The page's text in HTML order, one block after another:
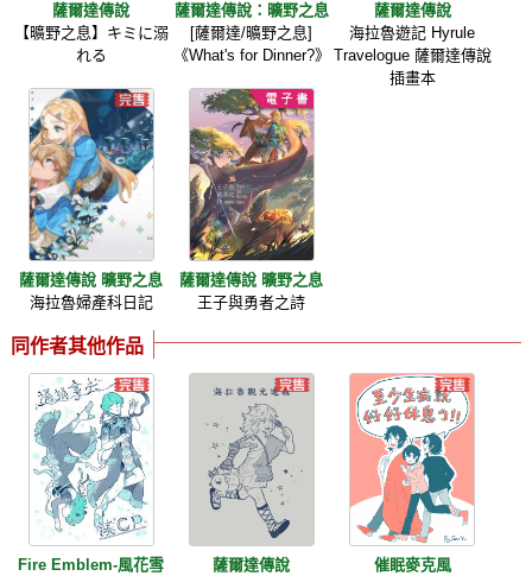
薩爾達傳說
【曠野之息】キミに溺
れる
薩爾達傳說：曠野之息
[薩爾達/曠野之息]
《What's for Dinner?》
薩爾達傳說
海拉魯遊記 Hyrule
Travelogue 薩爾達傳說
插畫本
薩爾達傳說 曠野之息
海拉魯婦產科日記
薩爾達傳說 曠野之息
王子與勇者之詩
同作者其他作品
Fire Emblem-風花雪
薩爾達傳說
催眠麥克風